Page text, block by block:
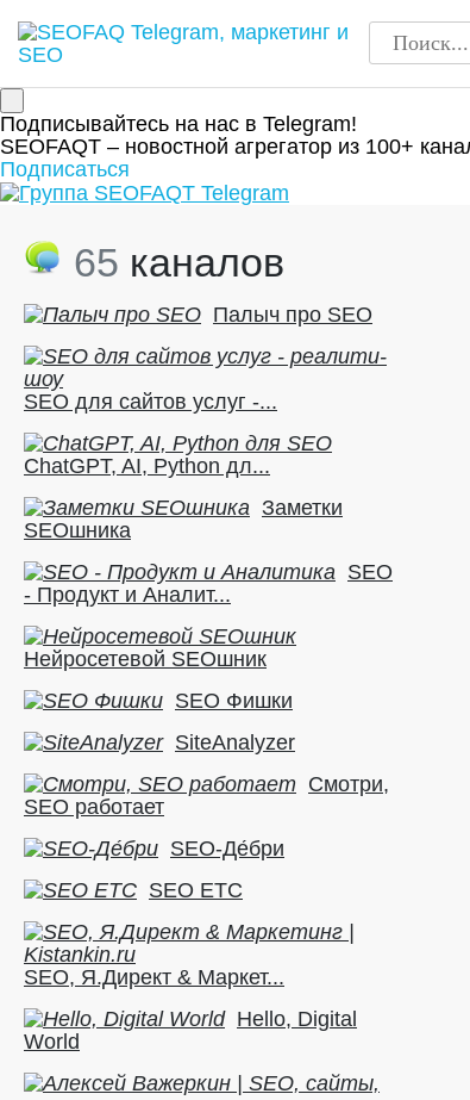
Подписывайтесь на нас в Telegram!
SEOFAQT – новостной агрегатор из 100+
Подписаться
65 каналов
Палыч про SEO
SEO для сайтов услуг -...
ChatGPT, AI, Python дл...
Заметки
SEOшника
SEO
- Продукт и Аналит...
Нейросетевой SEOшник
SEO Фишки
SiteAnalyzer
Смотри,
SEO работает
SEO-Де́бри
SEO ETC
SEO, Я.Директ & Маркет...
Hello, Digital
World